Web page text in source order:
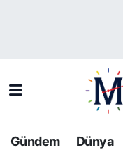
Gündem Dünya
Bilim-Teknoloji
Trafik Durumu